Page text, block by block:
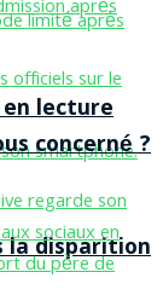
la disparition
lecture
concerné ?